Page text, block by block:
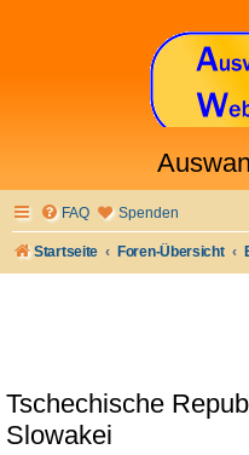
FAQ Spenden
Startseite Foren-Übersicht
Tschechische
Slowakei